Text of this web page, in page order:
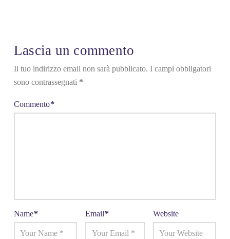
Lascia un commento
Il tuo indirizzo email non sarà pubblicato. I campi obbligatori
sono contrassegnati *
Commento*
Name* Email* Website